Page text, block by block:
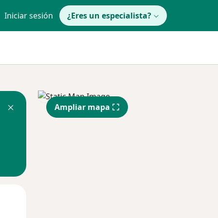
Iniciar sesión ¿Eres un especialista?
Ampliar mapa